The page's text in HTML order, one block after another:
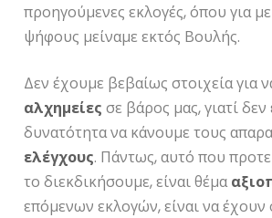
προηγούμενες εκλογές, όπου για
ψήφους μείναμε εκτός Βουλής.
Δεν έχουμε βεβαίως στοιχεία για
αλχημείες σε βάρος μας, γιατί δεν
δυνατότητα να κάνουμε τους
ελέγχους. Πάντως, αυτό που
το διεκδικήσουμε, είναι θέμα
επόμενων εκλογών, είναι να έχουν